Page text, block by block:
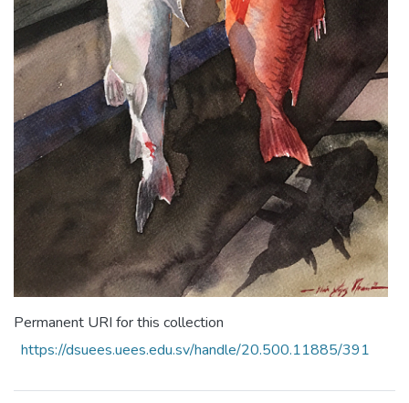
Permanent URI for this collection
https://dsuees.uees.edu.sv/handle/20.500.11885/391